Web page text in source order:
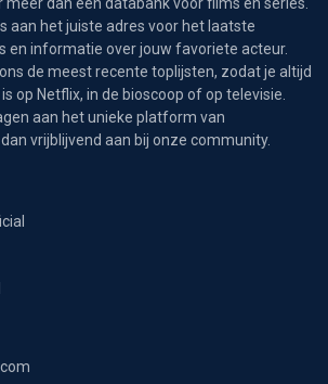
aan het juiste adres voor het laatste
en informatie over jouw favoriete acteur.
de meest recente toplijsten, zodat je altijd
op Netflix, in de bioscoop of op televisie.
aan het unieke platform van
vrijblijvend aan bij onze community.